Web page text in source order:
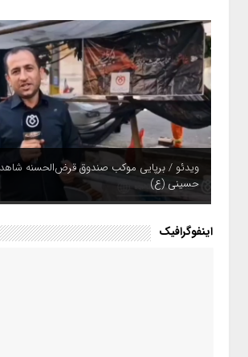
ویدئو / برپایی موکب صندوق قرض‌الحسنه شاهد
حسینی (ع)
ویدئو / بیمه ایران؛ همپای زائران
اینفوگرافیک